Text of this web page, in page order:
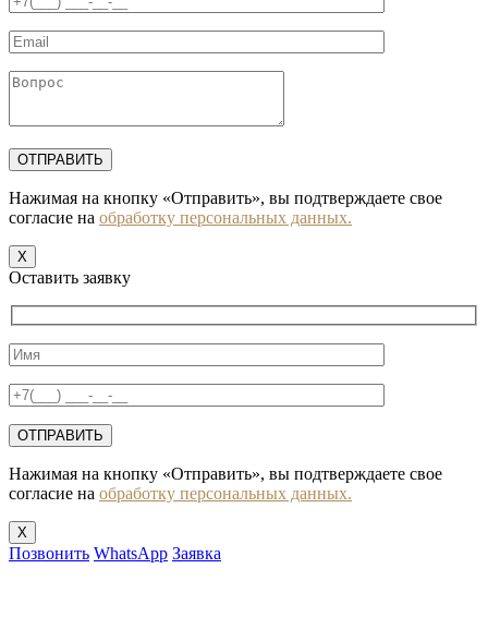
Нажимая на кнопку «Отправить», вы подтверждаете свое
согласие на обработку персональных данных.
X
Оставить заявку
Нажимая на кнопку «Отправить», вы подтверждаете свое
согласие на обработку персональных данных.
X
Позвонить WhatsApp Заявка